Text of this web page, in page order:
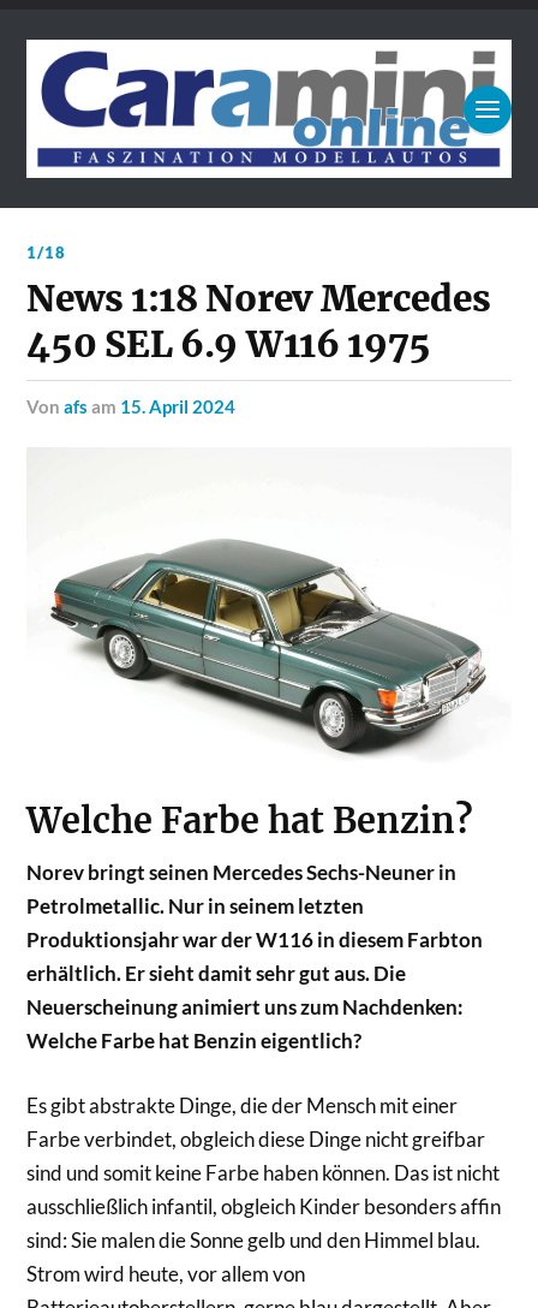
1/18
News 1:18 Norev Mercedes
450 SEL 6.9 W116 1975
vonafs am 15. April 2024
Welche Farbe hat Benzin?
Norev bringt seinen Mercedes Sechs-Neuner in
Petrolmetallic. Nur in seinem letzten
Produktionsjahr war der W116 in diesem Farbton
erhältlich. Er sieht damit sehr gut aus. Die
Neuerscheinung animiert uns zum Nachdenken:
Welche Farbe hat Benzin eigentlich?
Es gibt abstrakte Dinge, die der Mensch mit einer
Farbe verbindet, obgleich diese Dinge nicht greifbar
sind und somit keine Farbe haben können. Das ist nicht
ausschließlich infantil, obgleich Kinder besonders affin
sind: Sie malen die Sonne gelb und den Himmel blau.
Strom wird heute, vor allem von